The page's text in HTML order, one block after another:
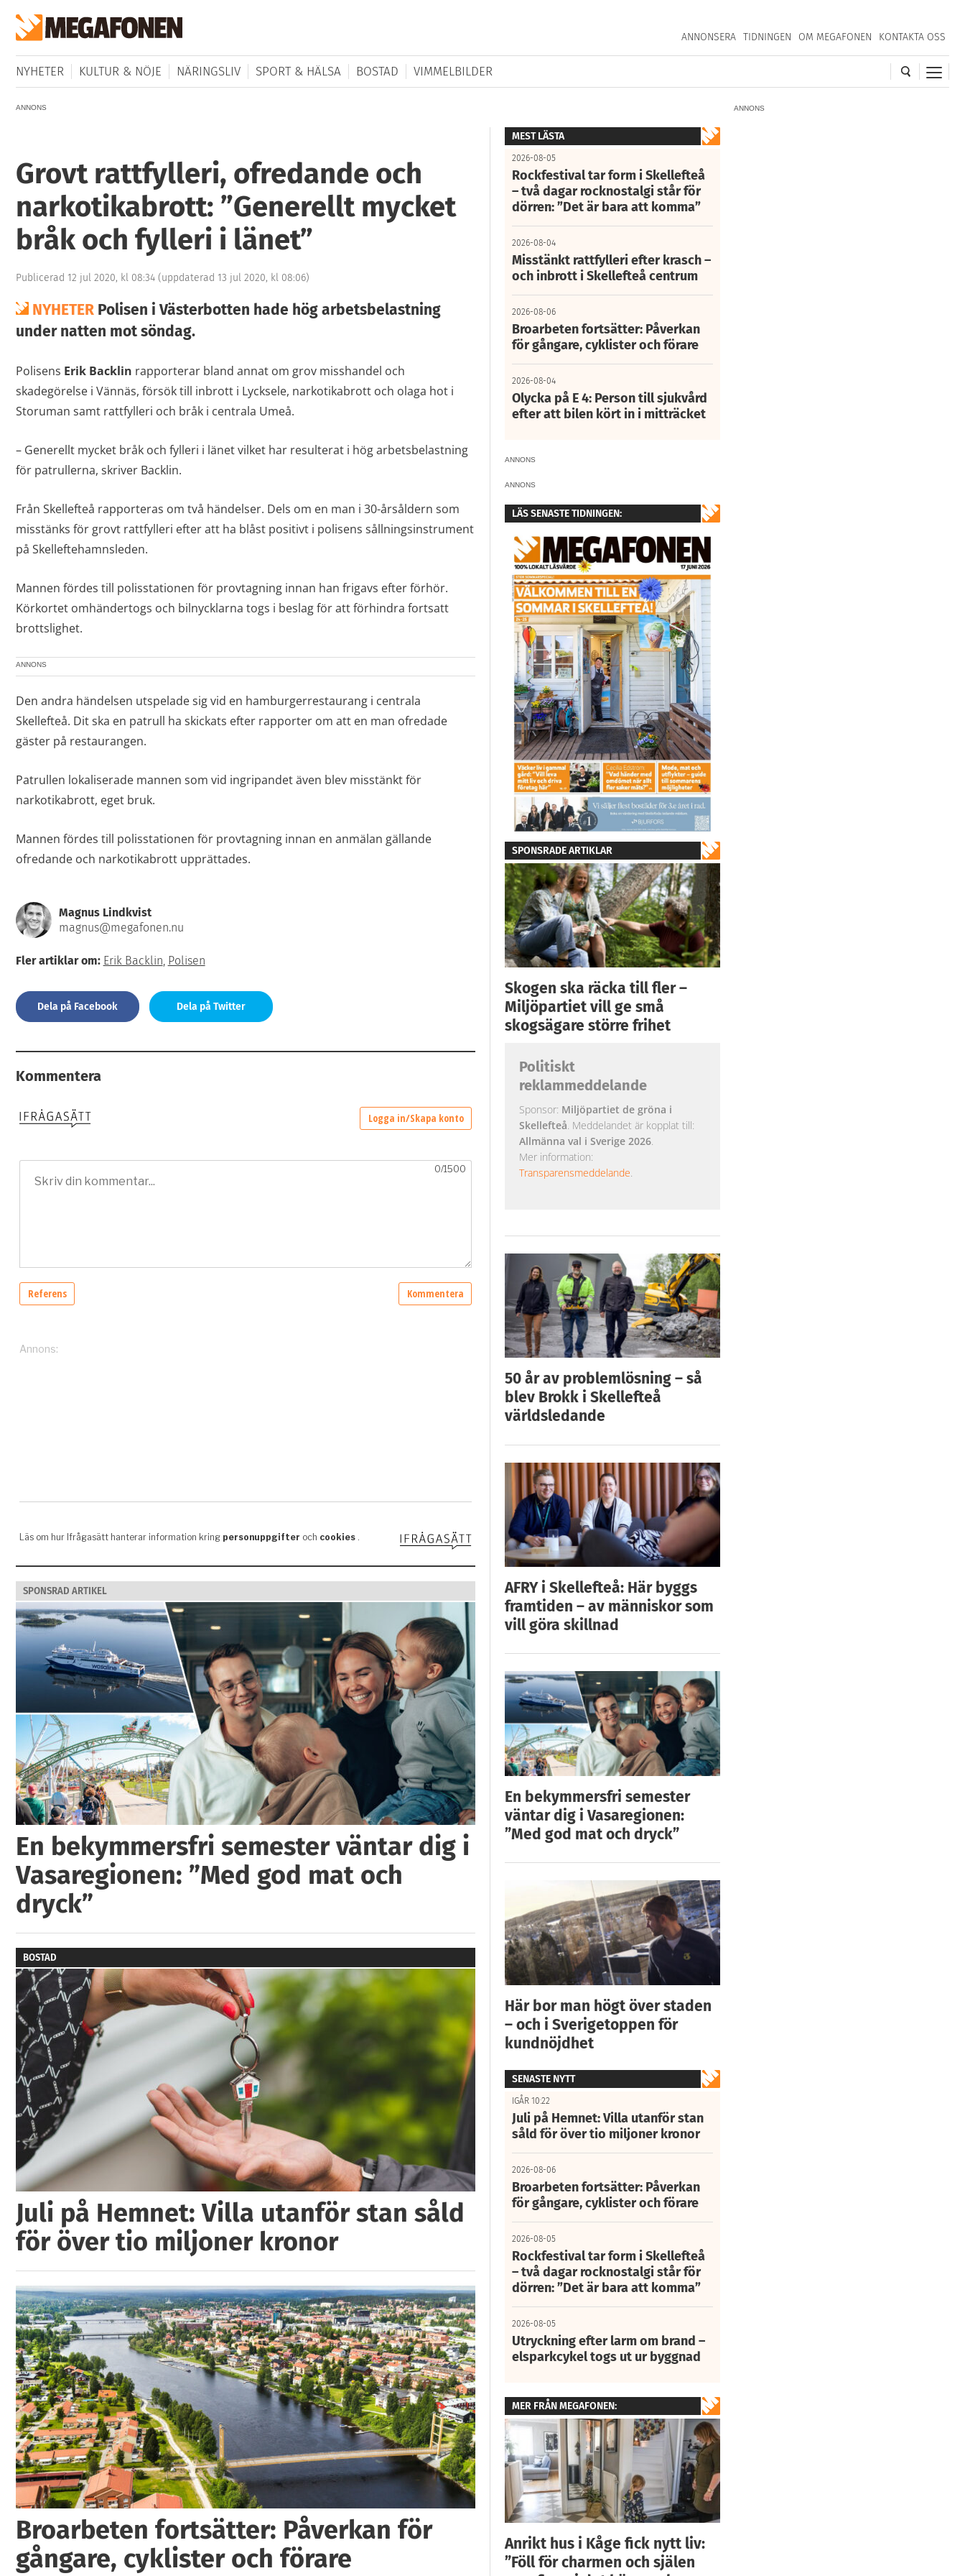
ANNONSERA TIDNINGEN OM MEGAFONEN KONTAKTA OSS
NYHETER KULTUR & NÖJE NÄRINGSLIV SPORT & HÄLSA BOSTAD VIMMELBILDER
ANNONS
ANNONS
Grovt rattfylleri, ofredande och
narkotikabrott: ”Generellt mycket
bråk och fylleri i länet”
Publicerad 12 jul 2020, kl 08:34 (uppdaterad 13 jul 2020, kl 08:06)
NYHETERPolisen i Västerbotten hade hög arbetsbelastning
under natten mot söndag.
Polisens Erik Backlin rapporterar bland annat om grov misshandel och
skadegörelse i Vännäs, försök till inbrott i Lycksele, narkotikabrott och olaga hot i
Storuman samt rattfylleri och bråk i centrala Umeå.
– Generellt mycket bråk och fylleri i länet vilket har resulterat i hög arbetsbelastning
för patrullerna, skriver Backlin.
Från Skellefteå rapporteras om två händelser. Dels om en man i 30-årsåldern som
misstänks för grovt rattfylleri efter att ha blåst positivt i polisens sållningsinstrument
på Skelleftehamnsleden.
Mannen fördes till polisstationen för provtagning innan han frigavs efter förhör.
Körkortet omhändertogs och bilnycklarna togs i beslag för att förhindra fortsatt
brottslighet.
ANNONS
Den andra händelsen utspelade sig vid en hamburgerrestaurang i centrala
Skellefteå. Dit ska en patrull ha skickats efter rapporter om att en man ofredade
gäster på restaurangen.
Patrullen lokaliserade mannen som vid ingripandet även blev misstänkt för
narkotikabrott, eget bruk.
Mannen fördes till polisstationen för provtagning innan en anmälan gällande
ofredande och narkotikabrott upprättades.
Magnus Lindkvist
magnus@megafonen.nu
Fler artiklar om: Erik Backlin, Polisen
Dela på Facebook Dela på Twitter
Kommentera
SPONSRAD ARTIKEL
En bekymmersfri semester väntar dig i
Vasaregionen: ”Med god mat och
dryck”
BOSTAD
Juli på Hemnet: Villa utanför stan såld
för över tio miljoner kronor
Broarbeten fortsätter: Påverkan för
gångare, cyklister och förare
MEST LÄSTA
2026-08-05
Rockfestival tar form i Skellefteå
– två dagar rocknostalgi står för
dörren: ”Det är bara att komma”
2026-08-04
Misstänkt rattfylleri efter krasch –
och inbrott i Skellefteå centrum
2026-08-06
Broarbeten fortsätter: Påverkan
för gångare, cyklister och förare
2026-08-04
Olycka på E 4: Person till sjukvård
efter att bilen kört in i mitträcket
ANNONS
ANNONS
LÄS SENASTE TIDNINGEN:
SPONSRADE ARTIKLAR
Skogen ska räcka till fler –
Miljöpartiet vill ge små
skogsägare större frihet
Politiskt
reklammeddelande
Sponsor: Miljöpartiet de gröna i
Skellefteå. Meddelandet är kopplat till:
Allmänna val i Sverige 2026.
Mer information:
Transparensmeddelande.
50 år av problemlösning – så
blev Brokk i Skellefteå
världsledande
AFRY i Skellefteå: Här byggs
framtiden – av människor som
vill göra skillnad
En bekymmersfri semester
väntar dig i Vasaregionen:
”Med god mat och dryck”
Här bor man högt över staden
– och i Sverigetoppen för
kundnöjdhet
SENASTE NYTT
IGÅR 10:22
Juli på Hemnet: Villa utanför stan
såld för över tio miljoner kronor
2026-08-06
Broarbeten fortsätter: Påverkan
för gångare, cyklister och förare
2026-08-05
Rockfestival tar form i Skellefteå
– två dagar rocknostalgi står för
dörren: ”Det är bara att komma”
2026-08-05
Utryckning efter larm om brand –
elsparkcykel togs ut ur byggnad
MER FRÅN MEGAFONEN:
Anrikt hus i Kåge fick nytt liv:
”Föll för charmen och själen